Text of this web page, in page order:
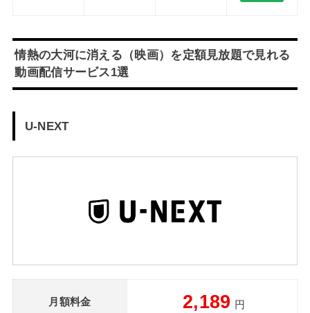
情熱の大河に消える（映画）を定額見放題で見れる
動画配信サービス1選
U-NEXT
月額料金 2,189 円